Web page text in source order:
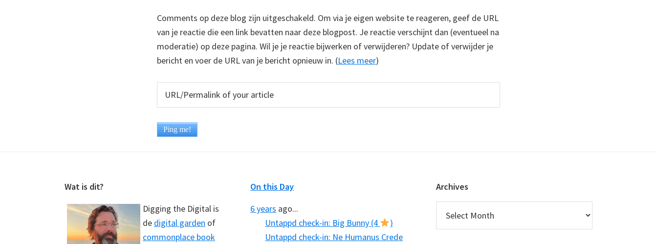
Comments op deze blog zijn uitgeschakeld. Om via je eigen website te reageren, geef de URL
van je reactie die een link bevatten naar deze blogpost. Je reactie verschijnt dan (eventueel na
moderatie) op deze pagina. Wil je je reactie bijwerken of verwijderen? Update of verwijder je
bericht en voer de URL van je bericht opnieuw in. (Lees meer)
Wat is dit?
Digging the Digital is
de digital garden of
commonplace book
On this Day
6 years ago...
Untappd check-in: Big Bunny (4
)
Untappd check-in: Ne Humanus Crede
Archives